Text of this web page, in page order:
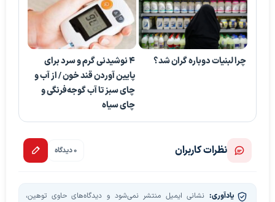
چرا لبنیات دوباره گران شد؟
۴ نوشیدنی گرم و سرد برای
پایین آوردن قند خون / از آب و
چای سبز تا آب گوجه‌فرنگی و
چای سیاه
نظرات کاربران 0 دیدگاه
یادآوری: نشانی ایمیل منتشر نمی‌شود و دیدگاه‌های حاوی توهین،